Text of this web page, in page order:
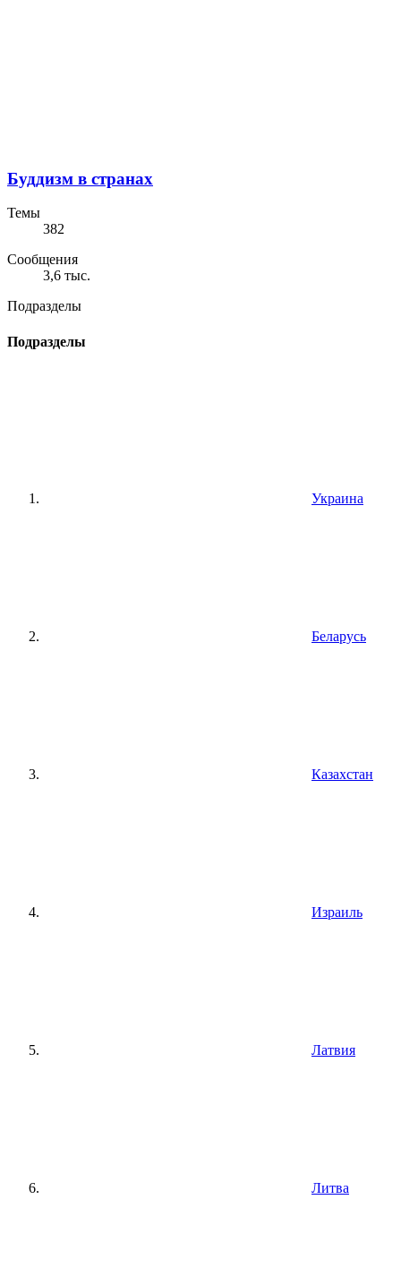
Буддизм в странах
Темы
382
Сообщения
3,6 тыс.
Подразделы
Подразделы
Украина
Беларусь
Казахстан
Израиль
Латвия
Литва